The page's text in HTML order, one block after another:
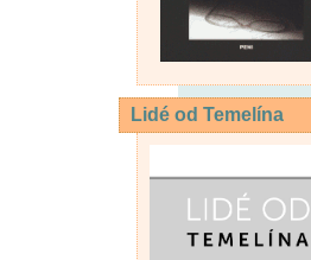
Lidé od Temelína